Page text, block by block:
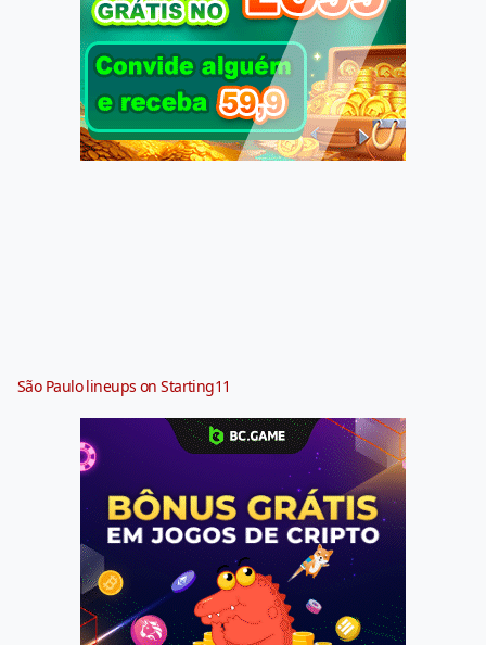
São Paulo lineups on Starting11